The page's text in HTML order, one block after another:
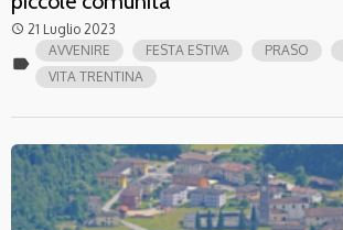
access_time 21 Luglio 2023
label
AVVENIRE FESTA ESTIVA PRASO
VITA TRENTINA